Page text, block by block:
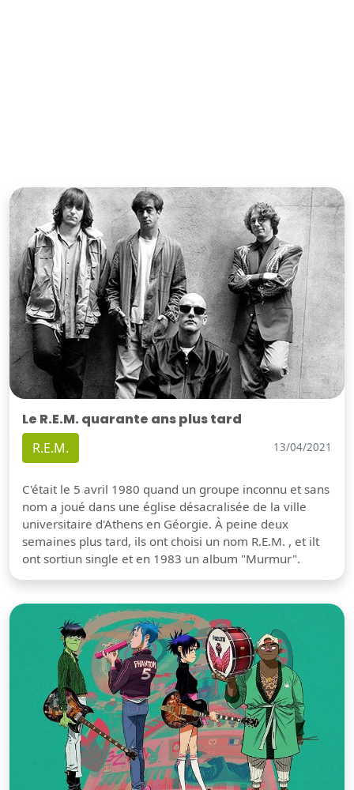
Le R.E.M. quarante ans plus tard
R.E.M. 13/04/2021
C'était le 5 avril 1980 quand un groupe inconnu et sans
nom a joué dans une église désacralisée de la ville
universitaire d'Athens en Géorgie. À peine deux
semaines plus tard, ils ont choisi un nom R.E.M. , et ilt
ont sortiun single et en 1983 un album "Murmur".